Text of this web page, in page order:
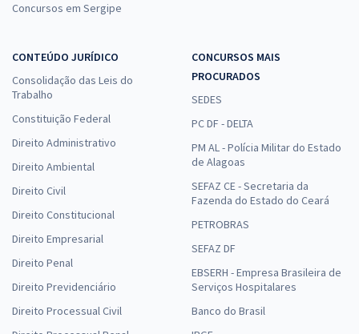
Concursos em Sergipe
CONTEÚDO JURÍDICO
Consolidação das Leis do
Trabalho
Constituição Federal
Direito Administrativo
Direito Ambiental
Direito Civil
Direito Constitucional
Direito Empresarial
Direito Penal
Direito Previdenciário
Direito Processual Civil
CONCURSOS MAIS
PROCURADOS
SEDES
PC DF - DELTA
PM AL - Polícia Militar do Estado
de Alagoas
SEFAZ CE - Secretaria da
Fazenda do Estado do Ceará
PETROBRAS
SEFAZ DF
EBSERH - Empresa Brasileira de
Serviços Hospitalares
Banco do Brasil